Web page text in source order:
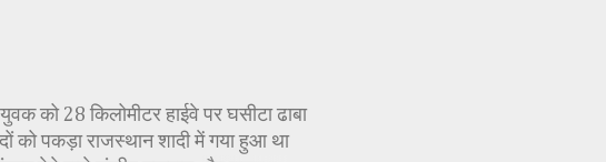
की योजना बनाई और हत्या को अंजाम
से घोंटा, फिर दराते से उसके दोनों हाथ काट
भी पढ़े :
युवक को 28 किलोमीटर हाईवे पर घसीटा ढाबा
को पकड़ा राजस्थान शादी में गया हुआ था